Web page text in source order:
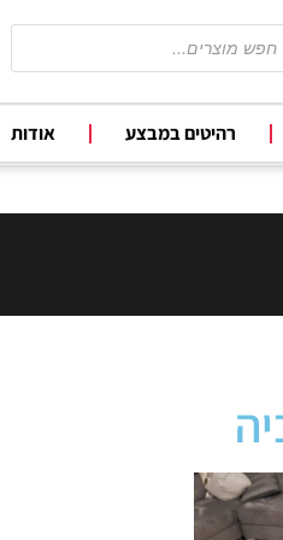
רהיטים במבצע אודות